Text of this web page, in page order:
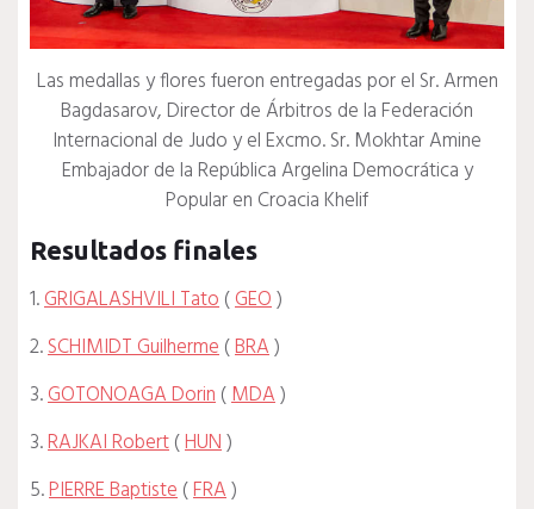
Las medallas y flores fueron entregadas por el Sr. Armen
Bagdasarov, Director de Árbitros de la Federación
Internacional de Judo y el Excmo. Sr. Mokhtar Amine
Embajador de la República Argelina Democrática y
Popular en Croacia Khelif
Resultados finales
1.GRIGALASHVILI Tato(GEO)
2.SCHIMIDT Guilherme(BRA)
3.GOTONOAGA Dorin(MDA)
3.RAJKAI Robert(HUN)
5.PIERRE Baptiste(FRA)